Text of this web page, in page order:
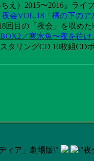
え）2015〜2016』ラ
夜会VOL.18「橋の下の
回目の「夜会」を収め
BOX2／寒水魚〜夜を往
タリングCD 10枚組CD